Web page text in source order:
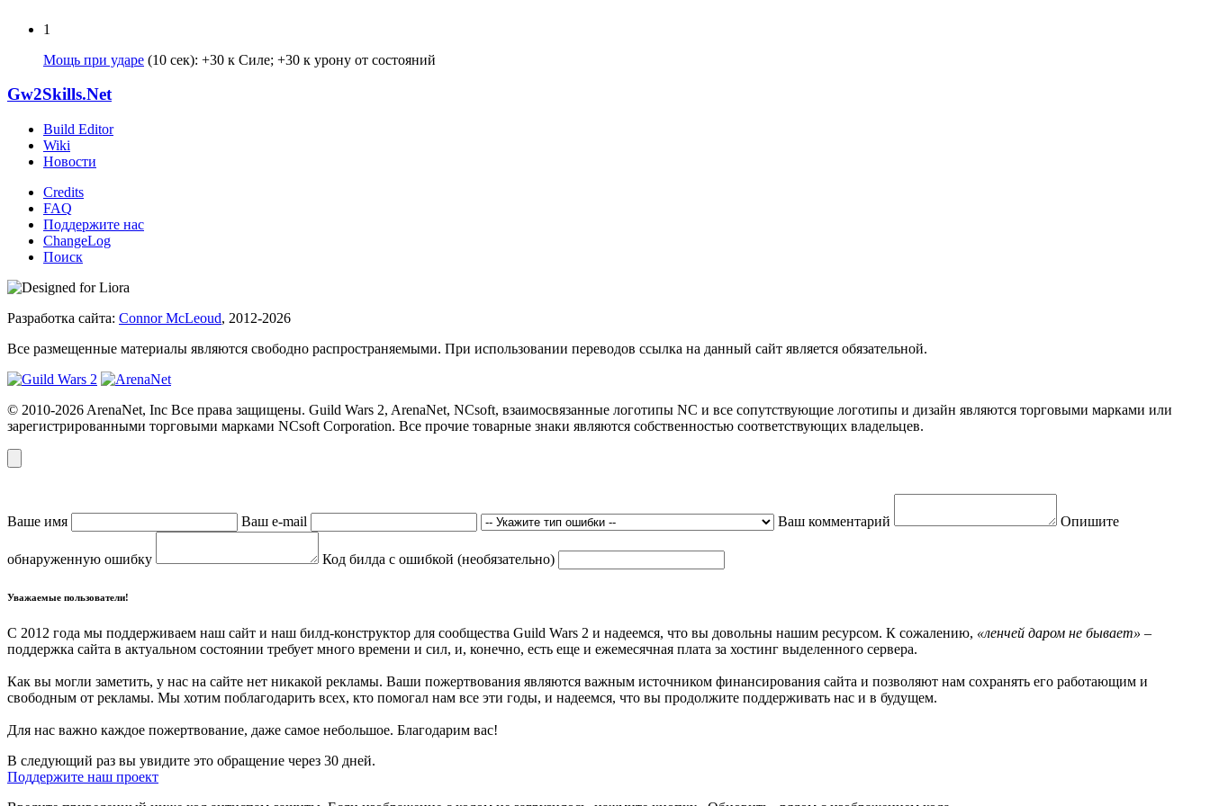
1
Мощь при ударе (10 сек): +30 к Силе; +30 к урону от состояний
Gw2Skills.Net
Build Editor
Wiki
Новости
Credits
FAQ
Поддержите нас
ChangeLog
Поиск
Разработка сайта: Connor McLeoud, 2012-2026
Все размещенные материалы являются свободно распространяемыми. При использовании переводов ссылка на данный сайт является обязательной.
© 2010-2026 ArenaNet, Inc Все права защищены. Guild Wars 2, ArenaNet, NCsoft, взаимосвязанные логотипы NC и все сопутствующие логотипы и дизайн являются торговыми марками или
зарегистрированными торговыми марками NCsoft Corporation. Все прочие товарные знаки являются собственностью соответствующих владельцев.
Ваше имя Ваш e-mail Ваш комментарий Опишите
обнаруженную ошибку Код билда с ошибкой (необязательно)
Уважаемые пользователи!
С 2012 года мы поддерживаем наш сайт и наш билд-конструктор для сообщества Guild Wars 2 и надеемся, что вы довольны нашим ресурсом. К сожалению, «ленчей даром не бывает» –
поддержка сайта в актуальном состоянии требует много времени и сил, и, конечно, есть еще и ежемесячная плата за хостинг выделенного сервера.
Как вы могли заметить, у нас на сайте нет никакой рекламы. Ваши пожертвования являются важным источником финансирования сайта и позволяют нам сохранять его работающим и
свободным от рекламы. Мы хотим поблагодарить всех, кто помогал нам все эти годы, и надеемся, что вы продолжите поддерживать нас и в будущем.
Для нас важно каждое пожертвование, даже самое небольшое. Благодарим вас!
В следующий раз вы увидите это обращение через 30 дней.
Поддержите наш проект